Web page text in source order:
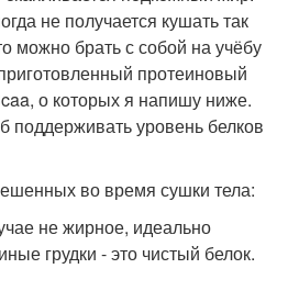
не получается кушать так
можно брать с собой на учёбу
протеиновый
о которых я напишу ниже.
поддерживать уровень белков
во время сушки тела:
не жирное, идеально
грудки - это чистый белок.